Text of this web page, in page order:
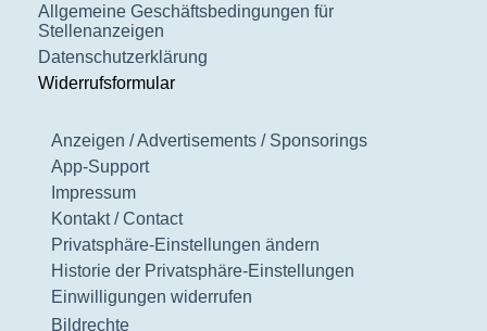
Allgemeine Geschäftsbedingungen für
Stellenanzeigen
Datenschutzerklärung
Widerrufsformular
Anzeigen / Advertisements / Sponsorings
App-Support
Impressum
Kontakt / Contact
Privatsphäre-Einstellungen ändern
Historie der Privatsphäre-Einstellungen
Einwilligungen widerrufen
Bildrechte